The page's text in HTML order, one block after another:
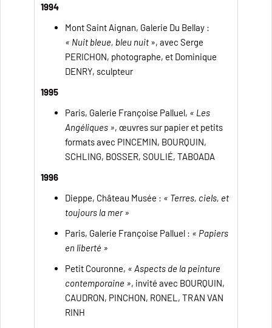
1994
Mont Saint Aignan, Galerie Du Bellay :
« Nuit bleue, bleu nuit », avec Serge
PERICHON, photographe, et Dominique
DENRY, sculpteur
1995
Paris, Galerie Françoise Palluel, « Les
Angéliques », œuvres sur papier et petits
formats avec PINCEMIN, BOURQUIN,
SCHLING, BOSSER, SOULIÉ, TABOADA
1996
Dieppe, Château Musée : « Terres, ciels, et
toujours la mer »
Paris, Galerie Françoise Palluel : « Papiers
en liberté »
Petit Couronne, « Aspects de la peinture
contemporaine », invité avec BOURQUIN,
CAUDRON, PINCHON, RONEL, TRAN VAN
RINH